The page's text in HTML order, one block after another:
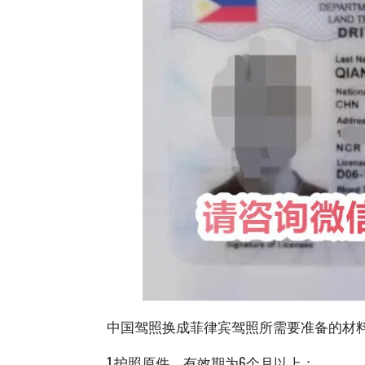
中国驾照换成菲律宾驾照所需要准备的材